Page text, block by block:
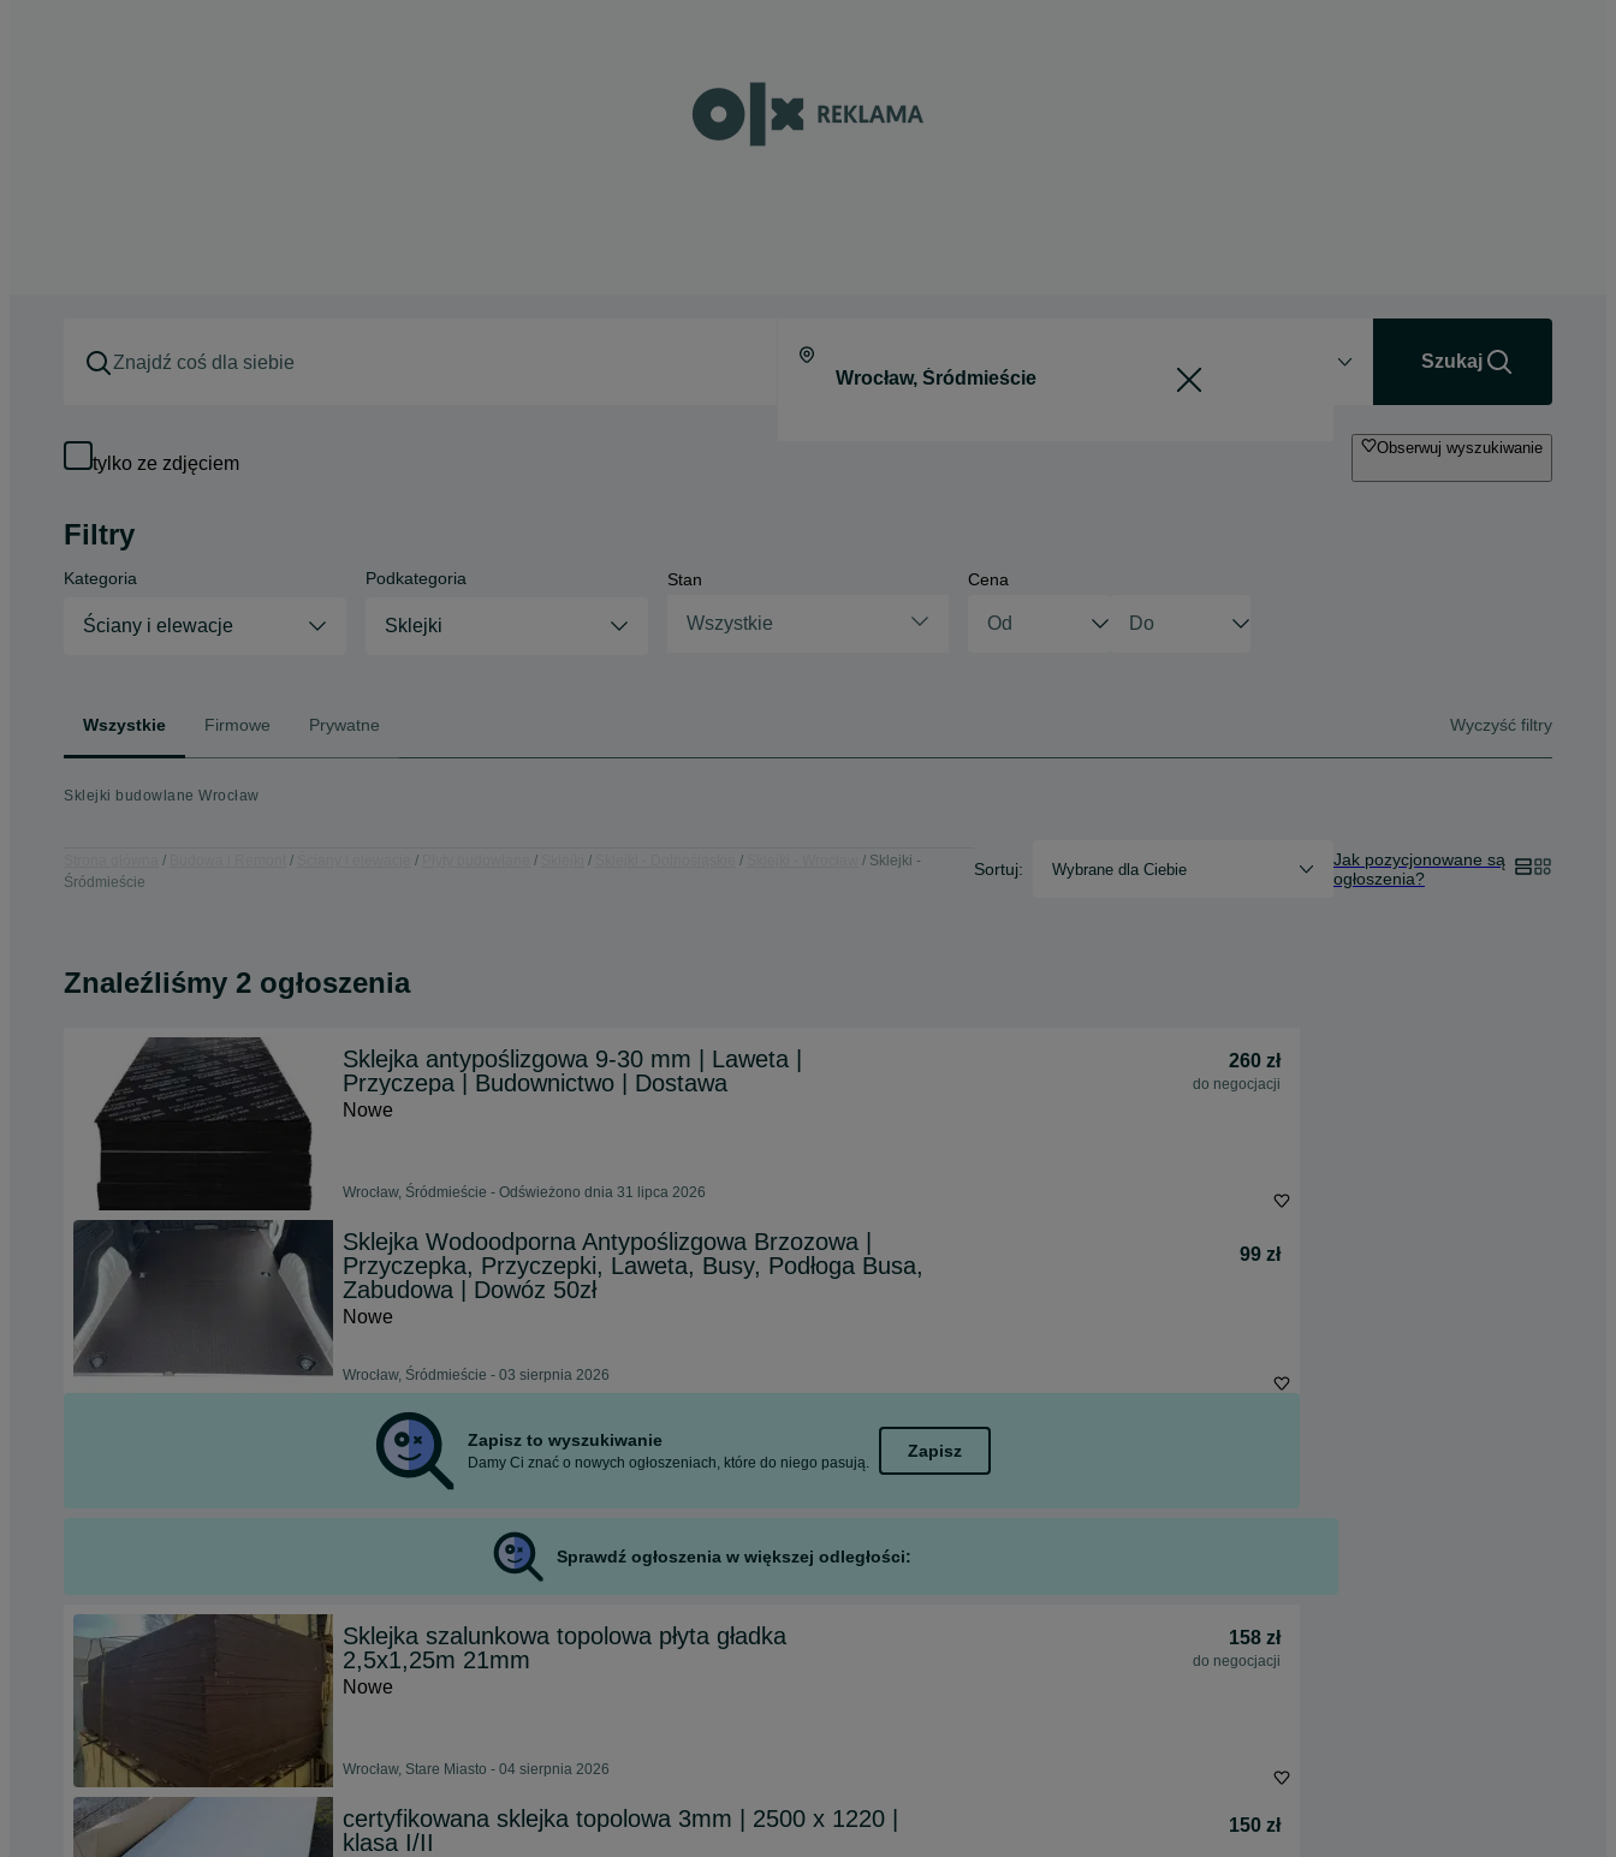
Szukaj
tylko ze zdjęciem
Obserwuj wyszukiwanie
Filtry
Kategoria
Ściany i elewacje
Podkategoria
Sklejki
Stan
Wszystkie
Cena
Wszystkie Firmowe Prywatne Wyczyść filtry
Sklejki budowlane Wrocław
Sklejki -
Śródmieście
Sortuj: Wybrane dla Ciebie
Jak pozycjonowane są
ogłoszenia?
Znaleźliśmy 2 ogłoszenia
Sklejka antypoślizgowa 9-30 mm | Laweta |
Przyczepa | Budownictwo | Dostawa
260 zł
do negocjacji
Nowe
Wrocław, Śródmieście - Odświeżono dnia 31 lipca 2026
Sklejka Wodoodporna Antypoślizgowa Brzozowa |
Przyczepka, Przyczepki, Laweta, Busy, Podłoga Busa,
Zabudowa | Dowóz 50zł
99 zł
Nowe
Wrocław, Śródmieście - 03 sierpnia 2026
Zapisz to wyszukiwanie
Damy Ci znać o nowych ogłoszeniach, które do niego pasują.
Zapisz
Sprawdź ogłoszenia w większej odległości:
Sklejka szalunkowa topolowa płyta gładka
2,5x1,25m 21mm
158 zł
do negocjacji
Nowe
Wrocław, Stare Miasto - 04 sierpnia 2026
certyfikowana sklejka topolowa 3mm | 2500 x 1220 |
klasa I/II
150 zł